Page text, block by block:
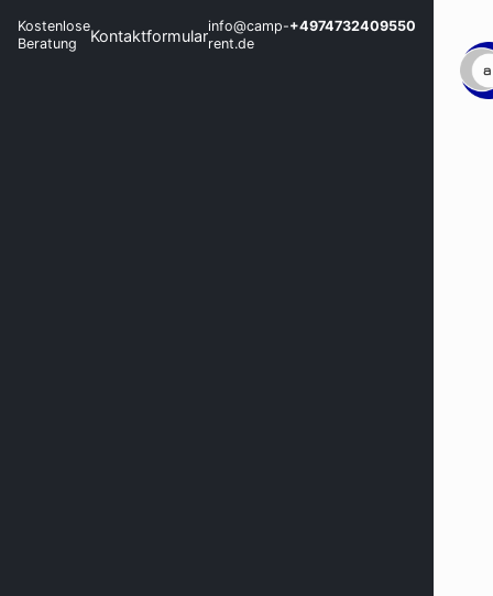
Kostenlose
Beratung
Kontaktformularinfo@camp-
rent.de
+4974732409550